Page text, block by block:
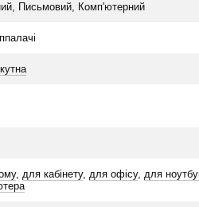
Письмовий, Комп'ютерний
, для кабінету, для офісу, для